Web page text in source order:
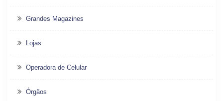
Grandes Magazines
Lojas
Operadora de Celular
Órgãos